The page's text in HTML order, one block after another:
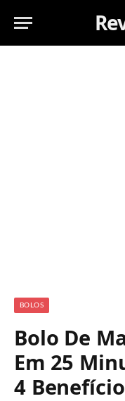
BOLOS
Bolo De
Em 25
4